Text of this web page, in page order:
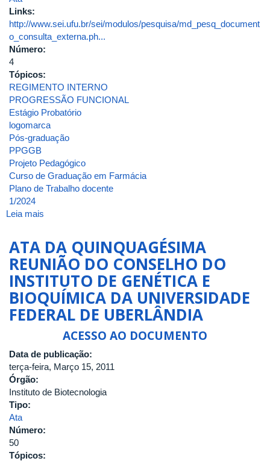
Links:
http://www.sei.ufu.br/sei/modulos/pesquisa/md_pesq_document
o_consulta_externa.ph...
Número:
4
Tópicos:
REGIMENTO INTERNO
PROGRESSÃO FUNCIONAL
Estágio Probatório
logomarca
Pós-graduação
PPGGB
Projeto Pedagógico
Curso de Graduação em Farmácia
Plano de Trabalho docente
1/2024
Leia mais
4ª
REUNIÃO
[ORDINÁRIA]
DE
2024
DO
INSTITUTO
DE
DA
DE
ATA DA QUINQUAGÉSIMA
REUNIÃO DO CONSELHO DO
INSTITUTO DE GENÉTICA E
BIOQUÍMICA DA UNIVERSIDADE
FEDERAL DE UBERLÂNDIA
ACESSO AO DOCUMENTO
Data de publicação:
terça-feira, Março 15, 2011
Órgão:
Instituto de Biotecnologia
Tipo:
Ata
Número:
50
Tópicos: